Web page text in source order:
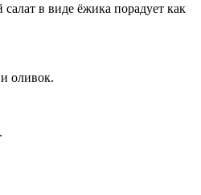
в виде ёжика порадует как
оливок.